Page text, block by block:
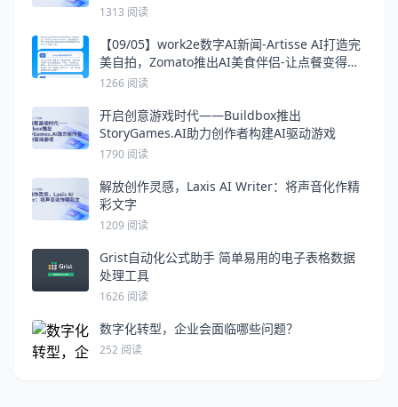
1313 阅读
【09/05】work2e数字AI新闻-Artisse AI打造完
美自拍，Zomato推出AI美食伴侣-让点餐变得更
智能，Zoom AI提升会议效率的智能助手
1266 阅读
开启创意游戏时代——Buildbox推出
StoryGames.AI助力创作者构建AI驱动游戏
1790 阅读
解放创作灵感，Laxis AI Writer：将声音化作精
彩文字
1209 阅读
Grist自动化公式助手 简单易用的电子表格数据
处理工具
1626 阅读
数字化转型，企业会面临哪些问题？
252 阅读